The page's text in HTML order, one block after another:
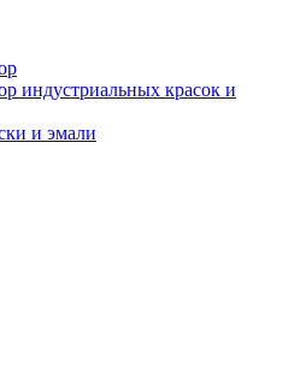
индустриальных красок и
и эмали